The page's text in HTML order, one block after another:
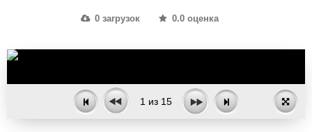
0 загрузок 0.0 оценка
1 из 15